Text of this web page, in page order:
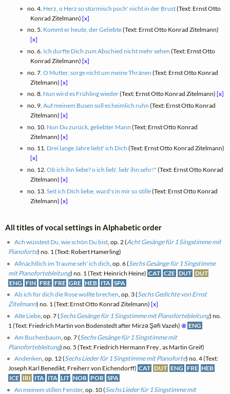
no. 4. Herz, o Herz so stürmisch poch' nicht in der Brust(Text: Ernst Otto
Konrad Zitelmann)[x]
no. 5. Kommt er heute, der Geliebte(Text: Ernst Otto Konrad Zitelmann)
[x]
no. 6. Ich durfte Dich zum Abschied nicht mehr sehen (Text: Ernst Otto
Konrad Zitelmann)[x]
no. 7. O Mutter, sorge nicht um meine Thränen (Text: Ernst Otto Konrad
Zitelmann)[x]
no. 8. Nun wird es Frühling wieder(Text: Ernst Otto Konrad Zitelmann) [x]
no. 9. Auf meinem Busen soll es heimlich ruhn (Text: Ernst Otto Konrad
Zitelmann)[x]
no. 10. Nun Du zurück, geliebter Mann (Text: Ernst Otto Konrad
Zitelmann)[x]
no. 11. Drei lange Jahre liebt' ich Dich (Text: Ernst Otto Konrad Zitelmann)
[x]
no. 12. Ob ich ihn liebe? o ich lieb', lieb' ihn sehr!" (Text: Ernst Otto Konrad
Zitelmann)[x]
no. 13. Seit ich Dich liebe, ward's in mir so stille(Text: Ernst Otto Konrad
Zitelmann)[x]
All titles of vocal settings in Alphabetic order
Ach wüsstest Du, wie schön Du bist , op. 2 (Acht Gesänge für 1 Singstimme mit
Pianoforte) no. 1 (Text: Robert Hamerling)
Allnächtlich im Traume seh' ich dich , op. 6 (Sechs Gesänge für 1 Singstimme
mit Pianofortebleitung) no. 1 (Text: Heinrich Heine) CAT CZE DUT DUT
ENG FIN FRE FRE GRE HEB ITA SPA
Als ich für dich die Rose wollte brechen, op. 3 (Sechs Gedichte von Ernst
Zitelmann) no. 1 (Text: Ernst Otto Konrad Zitelmann)[x]
Alte Liebe , op. 7 (Sechs Gesänge für 1 Singstimme mit Pianofortebleitung) no.
1 (Text: Friedrich Martin von Bodenstedt after Mirzə Şəfi Vazeh) ⊗ ENG
Am Buchenbaum , op. 7 (Sechs Gesänge für 1 Singstimme mit
Pianofortebleitung) no. 5 (Text: Friedrich Hermann Frey , as Martin Greif)
Andenken, op. 12 (Sechs Lieder für 1 Singstimme mit Pianoforte) no. 4 (Text:
Joseph Karl Benedikt, Freiherr von Eichendorff) CAT DUT ENG FRE HEB
ICE IRI ITA ITA LIT NOR POR SPA
An meinem stillen Fenster, op. 10 (Sechs Lieder für 1 Singstimme mit